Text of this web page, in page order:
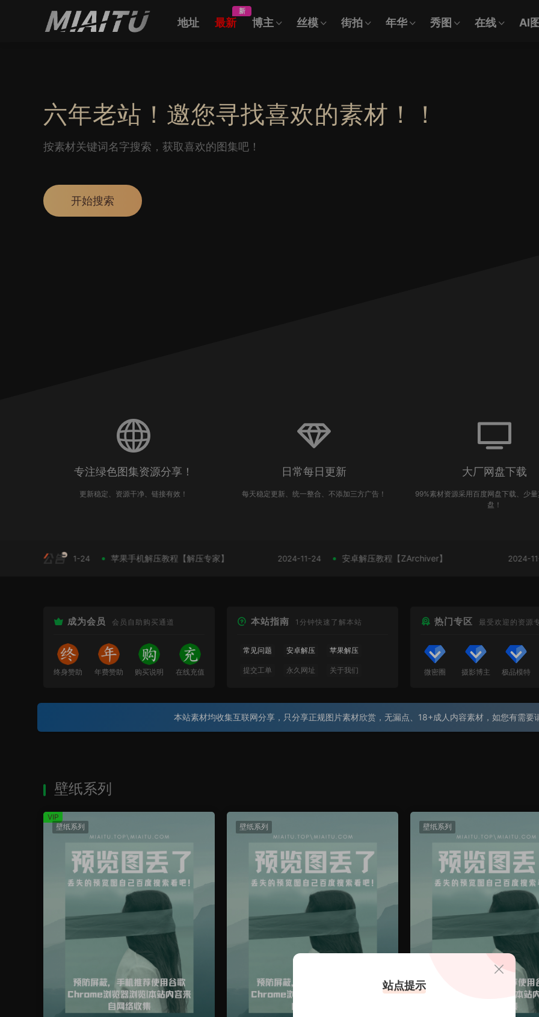
地址 最新
新
博主 丝模 街拍 年华 秀图 在线 AI
六年老站！邀您寻找喜欢的素材！！
按素材关键词名字搜索，获取喜欢的图集吧！
开始搜索
专注绿色图集资源分享！
更新稳定、资源干净、链接有效！
日常每日更新
每天稳定更新、统一整合、不添加三方广告！
大厂网盘下载
99%素材资源采用百度网盘下载、少
盘！
2024-11-24 苹果手机解压教程【解压专家】 2024-11-24 安卓解压教程【ZArchiver】 2024-11-24
成为会员 会员自助购买通道
终身赞助 年费赞助 购买说明 在线充值
本站指南 1分钟快速了解本站
常见问题 安卓解压 苹果解压
提交工单 永久网址 关于我们
热门专区 最受欢迎的资源
微密圈 摄影博主 极品模特
本站素材均收集互联网分享，只分享正规图片素材欣赏，无漏点、18+成人内容素材，如您有需要
壁纸系列
壁纸系列
VIP
壁纸系列
壁纸系列
站点提示